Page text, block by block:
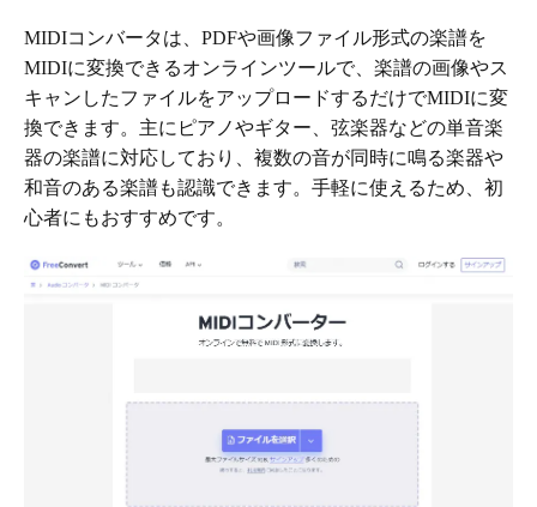
MIDIコンバータは、PDFや画像ファイル形式の楽譜を
MIDIに変換できるオンラインツールで、楽譜の画像やス
キャンしたファイルをアップロードするだけでMIDIに変
換できます。主にピアノやギター、弦楽器などの単音楽
器の楽譜に対応しており、複数の音が同時に鳴る楽器や
和音のある楽譜も認識できます。手軽に使えるため、初
心者にもおすすめです。